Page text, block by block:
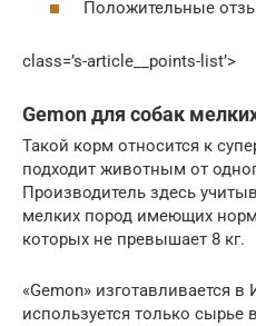
Положительные
class=’s-article__points-list’>
Gemon для собак
Такой корм относится к
подходит животным от
Производитель здесь
мелких пород имеющих
которых не превышает 8 кг.
«Gemon» изготавливается
используется только сырье